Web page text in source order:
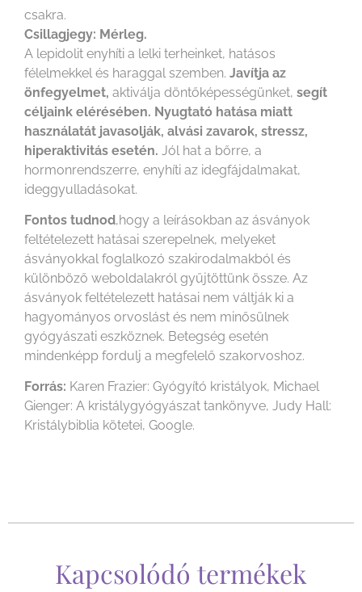
csakra.
Csillagjegy: Mérleg.
A lepidolit enyhíti a lelki terheinket, hatásos
félelmekkel és haraggal szemben. Javítja az
önfegyelmet, aktiválja döntőképességünket, segít
céljaink elérésében. Nyugtató hatása miatt
használatát javasolják, alvási zavarok, stressz,
hiperaktivitás esetén. Jól hat a bőrre, a
hormonrendszerre, enyhíti az idegfájdalmakat,
ideggyulladásokat.
Fontos tudnod,hogy a leírásokban az ásványok
feltételezett hatásai szerepelnek, melyeket
ásványokkal foglalkozó szakirodalmakból és
különböző weboldalakról gyűjtöttünk össze. Az
ásványok feltételezett hatásai nem váltják ki a
hagyományos orvoslást és nem minősülnek
gyógyászati eszköznek. Betegség esetén
mindenképp fordulj a megfelelő szakorvoshoz.
Forrás: Karen Frazier: Gyógyító kristályok, Michael
Gienger: A kristálygyógyászat tankönyve, Judy Hall:
Kristálybiblia kötetei, Google.
Kapcsolódó termékek